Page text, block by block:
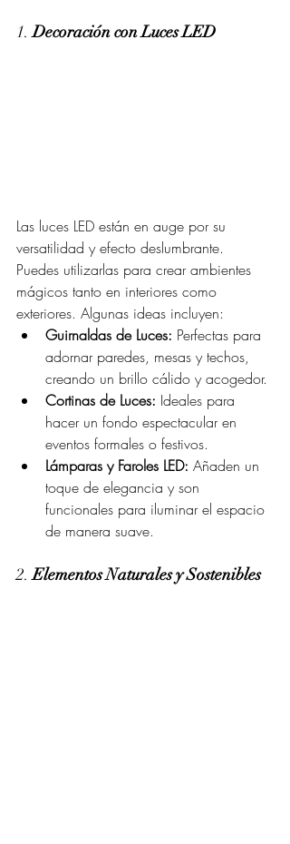
1. Decoración con Luces LED
Las luces LED están en auge por su
versatilidad y efecto deslumbrante.
Puedes utilizarlas para crear ambientes
mágicos tanto en interiores como
exteriores. Algunas ideas incluyen:
Guirnaldas de Luces: Perfectas para
adornar paredes, mesas y techos,
creando un brillo cálido y acogedor.
Cortinas de Luces: Ideales para
hacer un fondo espectacular en
eventos formales o festivos.
Lámparas y Faroles LED: Añaden un
toque de elegancia y son
funcionales para iluminar el espacio
de manera suave.
2. Elementos Naturales y Sostenibles